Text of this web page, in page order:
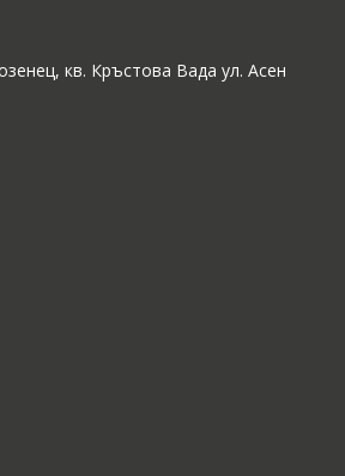
кв. Кръстова Вада ул. Асен